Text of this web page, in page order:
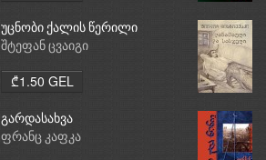
უცნობი ქალის წერილი
შტეფან ცვაიგი
₾1.50 GEL
გარდასახვა
ფრანც კაფკა